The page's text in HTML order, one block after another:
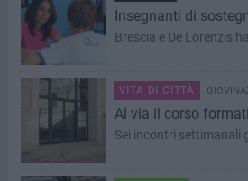
Brescia e De Lorenzis
VITA DI CITTÀ
Al via il corso
Sei incontri settimanali